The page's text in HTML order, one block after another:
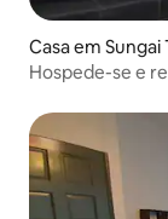
Casa em Sungai
Hospede-se e